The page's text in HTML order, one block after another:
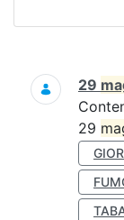
Ricerca
29
29